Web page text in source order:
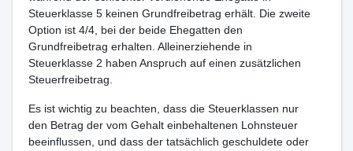
Steuerklasse 5 keinen Grundfreibetrag erhält. Die zweite
Option ist 4/4, bei der beide Ehegatten den
Grundfreibetrag erhalten. Alleinerziehende in
Steuerklasse 2 haben Anspruch auf einen zusätzlichen
Steuerfreibetrag.
Es ist wichtig zu beachten, dass die Steuerklassen nur
den Betrag der vom Gehalt einbehaltenen Lohnsteuer
beeinflussen, und dass der tatsächlich geschuldete oder